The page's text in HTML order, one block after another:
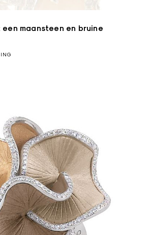
een maansteen en bruine